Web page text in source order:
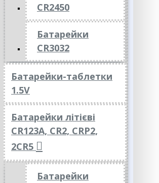
CR2450
Батарейки
CR3032
Батарейки-таблетки
1.5V
Батарейки літієві
CR123A, CR2, CRP2,
2CR5
Батарейки